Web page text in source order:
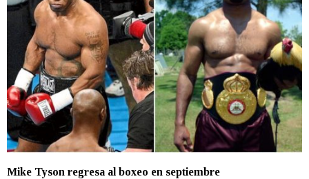
Mike Tyson regresa al boxeo en septiembre